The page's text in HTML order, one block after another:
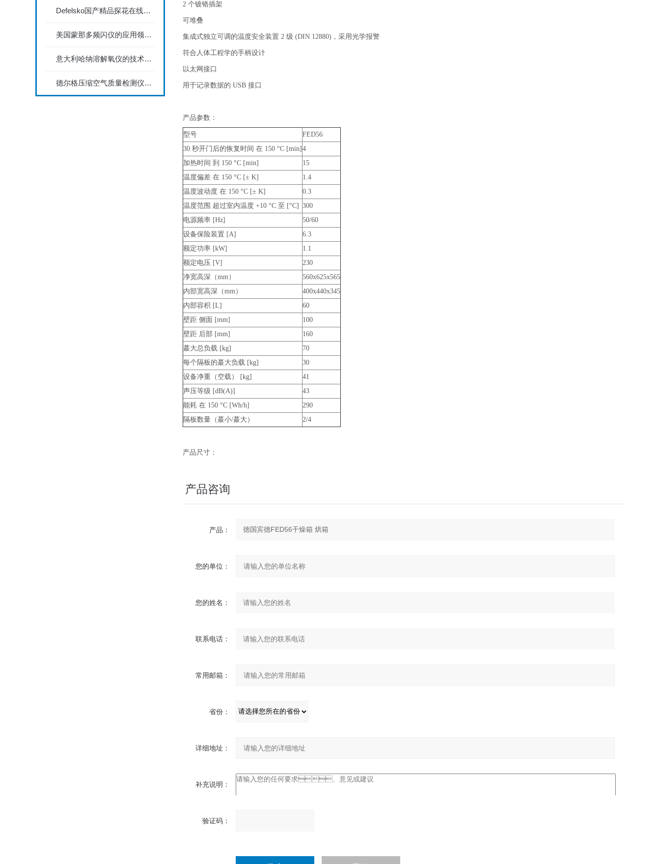
Defelsko国产精品探花在线能够满足严格的工业标准
美国蒙那多频闪仪的应用领域及具体工作方式
意大利哈纳溶解氧仪的技术特点体现在哪些方面？
德尔格压缩空气质量检测仪能够实时监测空气中的污染物浓度
2 个镀铬插架
可堆叠
集成式独立可调的温度安全装置 2 级 (DIN 12880)，采用光学报警
符合人体工程学的手柄设计
以太网接口
用于记录数据的 USB 接口
产品参数：
型号
FED56
30 秒开门后的恢复时间 在 150 °C [min] 4
加热时间 到 150 °C [min]
15
温度偏差 在 150 °C [± K]
1.4
温度波动度 在 150 °C [± K]
0.3
温度范围 超过室内温度 +10 °C 至 [°C] 300
电源频率 [Hz]
50/60
设备保险装置 [A]
6.3
额定功率 [kW]
1.1
额定电压 [V]
230
净宽高深（mm）
560x625x565
内部宽高深（mm）
400x440x345
内部容积 [L]
60
壁距 侧面 [mm]
100
壁距 后部 [mm]
160
蕞大总负载 [kg]
70
每个隔板的蕞大负载 [kg]
30
设备净重（空载） [kg]
41
声压等级 [dB(A)]
43
能耗 在 150 °C [Wh/h]
290
隔板数量（蕞小/蕞大）
2/4
产品尺寸：
产品咨询
产品：
您的单位：
您的姓名：
联系电话：
常用邮箱：
省份：
详细地址：
补充说明：
验证码：
入